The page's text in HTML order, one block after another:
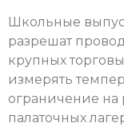
Школьные
разрешат
крупных
измерять
ограничение на
палаточных